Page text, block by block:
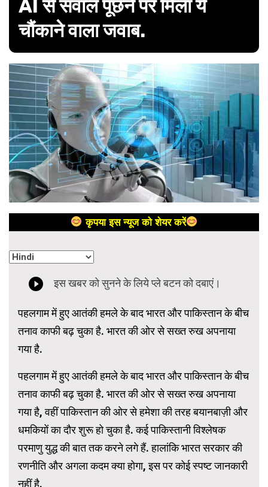
AI से सवाल पूछने पर मिला ये
चौंकाने वाला जवाब.
कृपया इस न्यूज को शेयर करें
पहलगाम में हुए आतंकी हमले के बाद भारत और पाकिस्तान के बीच
तनाव काफी बढ़ चुका है. भारत की ओर से सख्त रुख अपनाया
गया है.
पहलगाम में हुए आतंकी हमले के बाद भारत और पाकिस्तान के बीच
तनाव काफी बढ़ चुका है. भारत की ओर से सख्त रुख अपनाया
गया है, वहीं पाकिस्तान की ओर से हमेशा की तरह बयानबाज़ी और
धमकियों का दौर शुरू हो चुका है. कई पाकिस्तानी विश्लेषक
परमाणु युद्ध की बात तक करने लगे हैं. हालांकि भारत सरकार की
रणनीति और अगला कदम क्या होगा, इस पर कोई स्पष्ट जानकारी
नहीं है.